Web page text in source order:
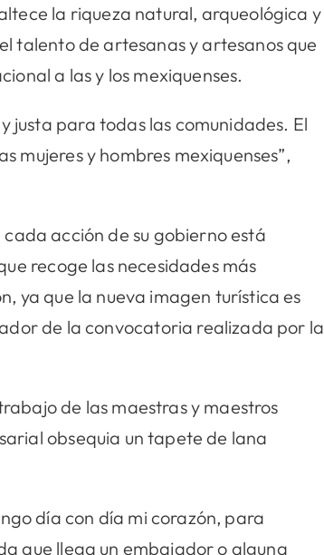
la riqueza natural, arqueológica y
talento de artesanas y artesanos que
a las y los mexiquenses.
justa para todas las comunidades. El
y hombres mexiquenses”,
acción de su gobierno está
recoge las necesidades más
ya que la nueva imagen turística es
de la convocatoria realizada por la
de las maestras y maestros
obsequia un tapete de lana
día con día mi corazón, para
que llega un embajador o alguna